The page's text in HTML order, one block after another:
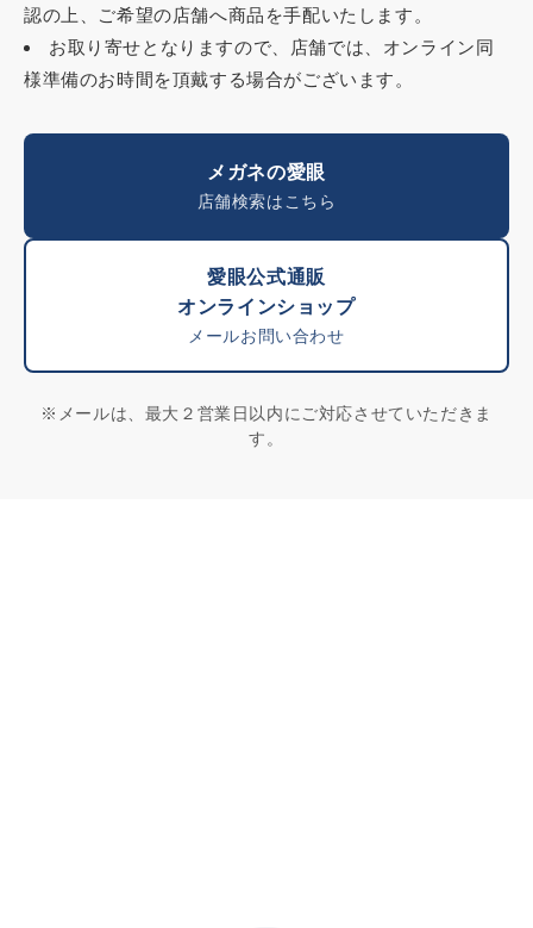
認の上、ご希望の店舗へ商品を手配いたします。
お取り寄せとなりますので、店舗では、オンライン同
様準備のお時間を頂戴する場合がございます。
メガネの愛眼
店舗検索はこちら
愛眼公式通販
オンラインショップ
メールお問い合わせ
※メールは、最大２営業日以内にご対応させていただきま
す。